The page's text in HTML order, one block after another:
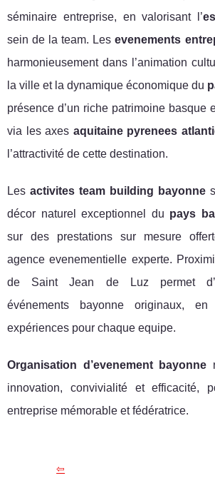
séminaire entreprise, en valorisant l’
sein de la team. Lesevenements
harmonieusement dans l’animation
la ville et la dynamique économique du
présence d’un riche patrimoine basque
via les axes aquitaine pyrenees
l’attractivité de cette destination.
Les activites team building bayonne
décor naturel exceptionnel du pays
sur des prestations sur mesure
agence evenementielle experte.
de Saint Jean de Luz permet
événements bayonne originaux,
expériences pour chaque equipe.
Organisation d’evenement bayonne
innovation, convivialité et efficacité,
entreprise mémorable et fédératrice.